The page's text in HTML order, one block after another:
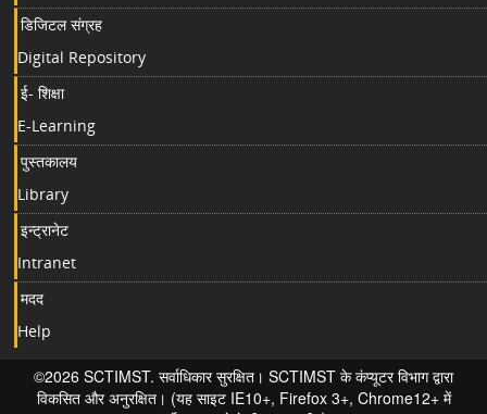
डिजिटल संग्रह
Digital Repository
ई- शिक्षा
E-Learning
पुस्तकालय
Library
इन्ट्रानेट
Intranet
मदद
Help
©2026 SCTIMST. सर्वाधिकार सुरक्षित। SCTIMST के कंप्यूटर विभाग द्वारा
विकसित और अनुरक्षित। (यह साइट IE10+, Firefox 3+, Chrome12+ में